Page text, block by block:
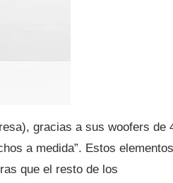
gracias a sus woofers de
a medida”. Estos elementos
que el resto de los